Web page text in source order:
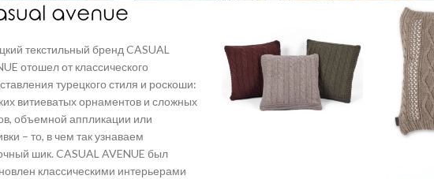
текстильный бренд CASUAL
отошел от классического
турецкого стиля и роскоши:
витиеватых орнаментов и сложных
объемной аппликации или
– то, в чем так узнаваем
шик. CASUAL AVENUE был
классическими интерьерами